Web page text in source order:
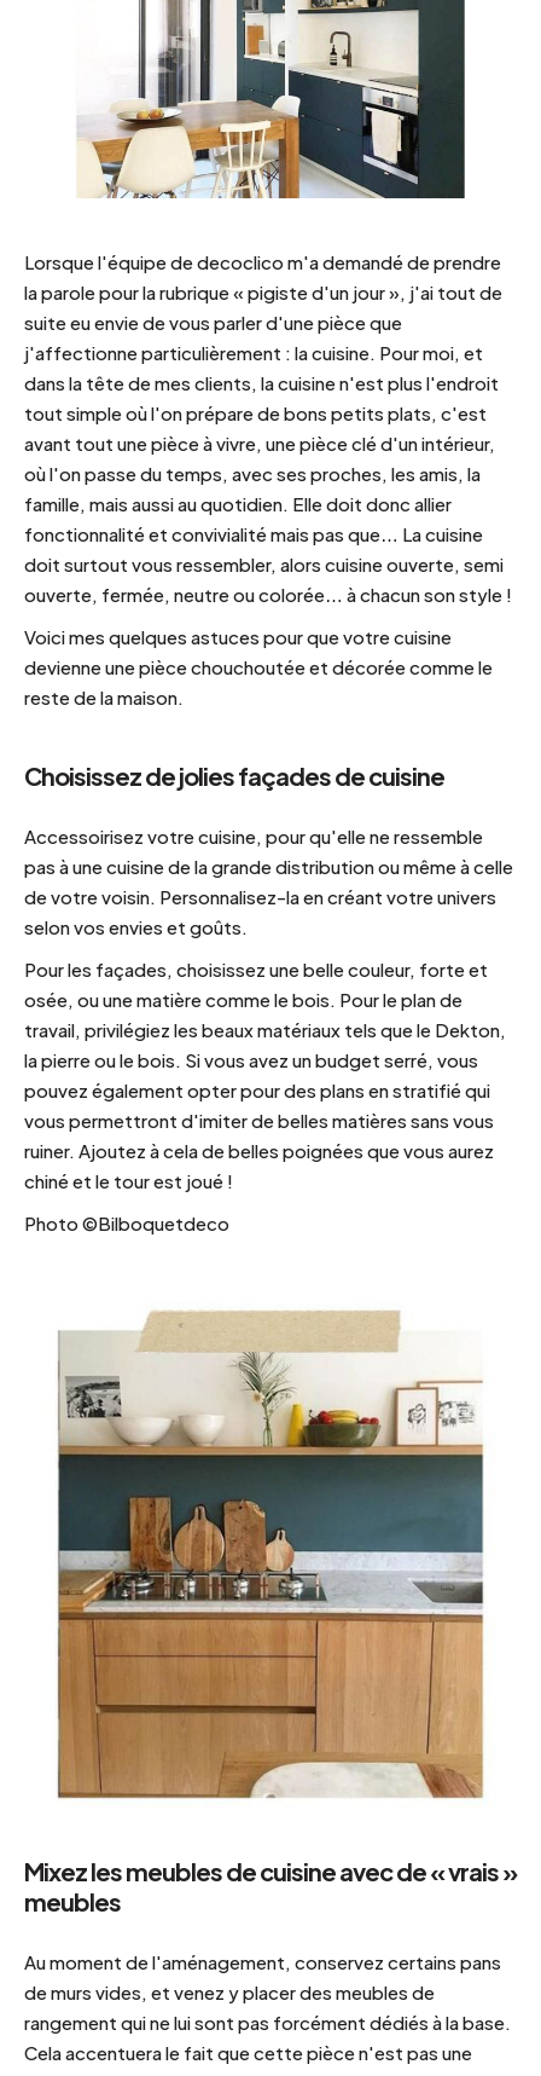
Lorsque l'équipe de decoclico m'a demandé de prendre
la parole pour la rubrique « pigiste d'un jour », j'ai tout de
suite eu envie de vous parler d'une pièce que
j'affectionne particulièrement : la cuisine. Pour moi, et
dans la tête de mes clients, la cuisine n'est plus l'endroit
tout simple où l'on prépare de bons petits plats, c'est
avant tout une pièce à vivre, une pièce clé d'un intérieur,
où l'on passe du temps, avec ses proches, les amis, la
famille, mais aussi au quotidien. Elle doit donc allier
fonctionnalité et convivialité mais pas que… La cuisine
doit surtout vous ressembler, alors cuisine ouverte, semi
ouverte, fermée, neutre ou colorée… à chacun son style !
Voici mes quelques astuces pour que votre cuisine
devienne une pièce chouchoutée et décorée comme le
reste de la maison.
Choisissez de jolies façades de cuisine
Accessoirisez votre cuisine, pour qu'elle ne ressemble
pas à une cuisine de la grande distribution ou même à celle
de votre voisin. Personnalisez-la en créant votre univers
selon vos envies et goûts.
Pour les façades, choisissez une belle couleur, forte et
osée, ou une matière comme le bois. Pour le plan de
travail, privilégiez les beaux matériaux tels que le Dekton,
la pierre ou le bois. Si vous avez un budget serré, vous
pouvez également opter pour des plans en stratifié qui
vous permettront d'imiter de belles matières sans vous
ruiner. Ajoutez à cela de belles poignées que vous aurez
chiné et le tour est joué !
Photo ©Bilboquetdeco
Mixez les meubles de cuisine avec de « vrais »
meubles
Au moment de l'aménagement, conservez certains pans
de murs vides, et venez y placer des meubles de
rangement qui ne lui sont pas forcément dédiés à la base.
Cela accentuera le fait que cette pièce n'est pas une